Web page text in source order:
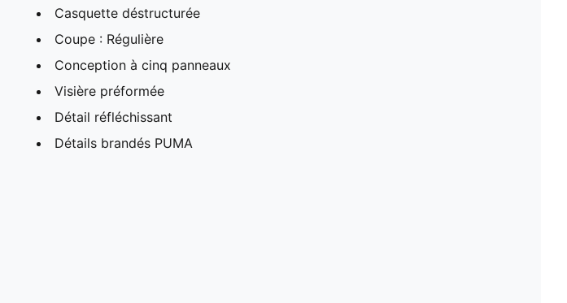
Casquette déstructurée
Coupe : Régulière
Conception à cinq panneaux
Visière préformée
Détail réfléchissant
Détails brandés PUMA